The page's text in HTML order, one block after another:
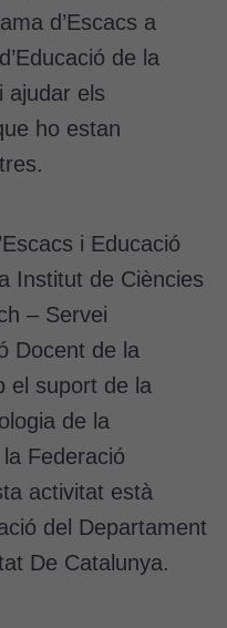
d’Escacs a
de la
ajudar els
ho estan
i Educació
Institut de Ciències
– Servei
Docent de la
el suport de la
de la
Federació
activitat està
del Departament
De Catalunya.